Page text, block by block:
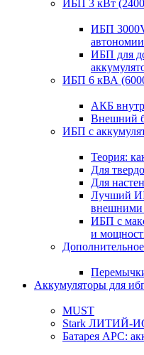
ИБП 3 кВт
ИБП
ИБП для
ИБП 6 кВА
АКБ
Внешний
ИБП с
Теория:
Для
Для
Лучший
ИБП с
и
Аккумуляторы для
MUST
Stark ЛИТИЙ-
Батарея APC: